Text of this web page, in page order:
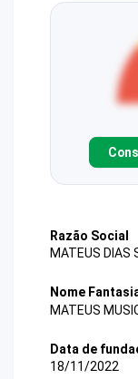
Razão Social
MATEUS DIAS
Nome
MATEUS
Data de
18/11/2022